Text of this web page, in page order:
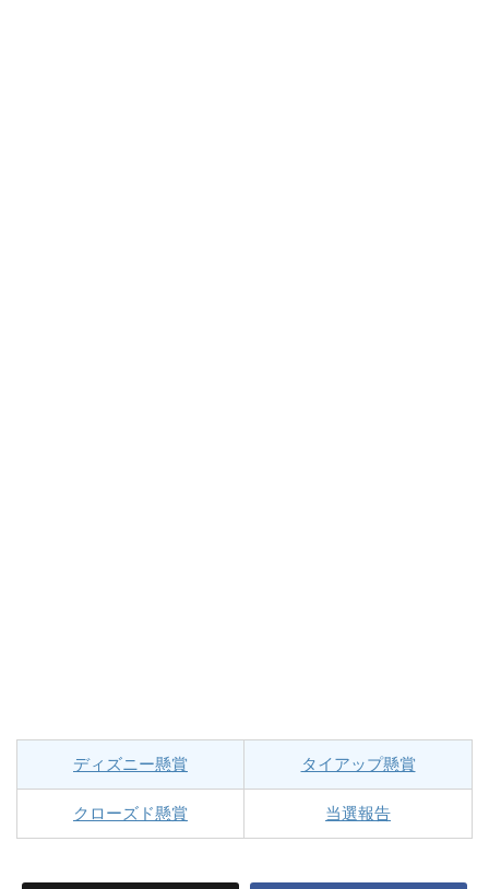
ディズニー懸賞 タイアップ懸賞
クローズド懸賞 当選報告